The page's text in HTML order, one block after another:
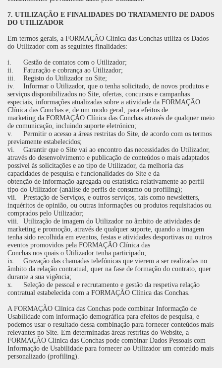
7. UTILIZAÇÃO E FINALIDADES DO TRATAMENTO DE DADOS
DO UTILIZADOR
Em termos gerais, a FORMAÇÃO Clínica das Conchas utiliza os Dados
do Utilizador com as seguintes finalidades:
i.
Gestão de contatos com o Utilizador;
ii.
Faturação e cobrança ao Utilizador;
iii.
Registo do Utilizador no Site;
iv.
Informar o Utilizador, que o tenha solicitado, de novos produtos e
serviços disponibilizados no Site, ofertas, concursos e campanhas
especiais, informações atualizadas sobre a atividade da FORMAÇÃO
Clínica das Conchas e, de um modo geral, para efeitos de
marketing da FORMAÇÃO Clínica das Conchas através de qualquer meio
de comunicação, incluindo suporte eletrónico;
v.
Permitir o acesso a áreas restritas do Site, de acordo com os termos
previamente estabelecidos;
vi.
Garantir que o Site vai ao encontro das necessidades do Utilizador,
através do desenvolvimento e publicação de conteúdos o mais adaptados
possível às solicitações e ao tipo de Utilizador, da melhoria das
capacidades de pesquisa e funcionalidades do Site e da
obtenção de informação agregada ou estatística relativamente ao perfil
tipo do Utilizador (análise de perfis de consumo ou profiling);
vii.
Prestação de Serviços, e outros serviços, tais como newsletters,
inquéritos de opinião, ou outras informações ou produtos requisitados ou
comprados pelo Utilizador;
viii.
Utilização de imagem do Utilizador no âmbito de atividades de
marketing e promoção, através de qualquer suporte, quando a imagem
tenha sido recolhida em eventos, festas e atividades desportivas ou outros
eventos promovidos pela FORMAÇÃO Clínica das
Conchas nos quais o Utilizador tenha participado;
ix.
Gravação das chamadas telefónicas que vierem a ser realizadas no
âmbito da relação contratual, quer na fase de formação do contrato, quer
durante a sua vigência;
x.
Seleção de pessoal e recrutamento e gestão da respetiva relação
contratual estabelecida com a FORMAÇÃO Clínica das Conchas.
A FORMAÇÃO Clínica das Conchas pode combinar Informação de
Usabilidade com informação demográfica para efeitos de pesquisa, e
podemos usar o resultado dessa combinação para fornecer conteúdos mais
relevantes no Site. Em determinadas áreas restritas do Website, a
FORMAÇÃO Clínica das Conchas pode combinar Dados Pessoais com
Informação de Usabilidade para fornecer ao Utilizador um conteúdo mais
personalizado (profiling).